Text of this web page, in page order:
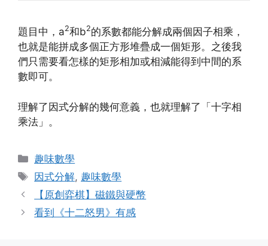
題目中，a2和b2的系數都能分解成兩個因子相乘，
也就是能拼成多個正方形堆疊成一個矩形。之後我
們只需要看怎樣的矩形相加或相減能得到中間的系
數即可。
理解了因式分解的幾何意義，也就理解了「十字相
乘法」。
Categories
趣味數學
Tags
因式分解, 趣味數學
【原創弈棋】磁鐵與硬幣
看到《十二怒男》有感